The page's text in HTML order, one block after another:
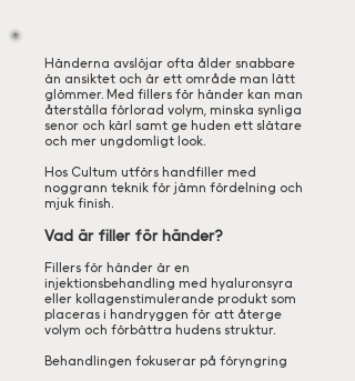
Händerna avslöjar ofta ålder snabbare
än ansiktet och är ett område man lätt
glömmer. Med fillers för händer kan man
återställa förlorad volym, minska synliga
senor och kärl samt ge huden ett slätare
och mer ungdomligt look.
Hos Cultum utförs handfiller med
noggrann teknik för jämn fördelning och
mjuk finish.
Vad är filler för händer?
Fillers för händer är en
injektionsbehandling med hyaluronsyra
eller kollagenstimulerande produkt som
placeras i handryggen för att återge
volym och förbättra hudens struktur.
Behandlingen fokuserar på föryngring